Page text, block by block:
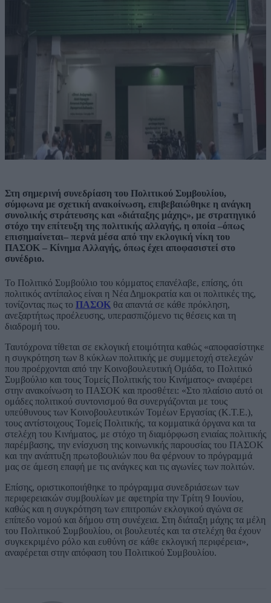
Στη σημερινή συνεδρίαση του Πολιτικού Συμβουλίου,
σύμφωνα με σχετική ανακοίνωση, επιβεβαιώθηκε η ανάγκη
συνολικής στράτευσης και «διάταξης μάχης», με στρατηγικό
στόχο την επίτευξη της πολιτικής αλλαγής, η οποία –όπως
επισημαίνεται– περνά μέσα από την εκλογική νίκη του
ΠΑΣΟΚ – Κίνημα Αλλαγής, όπως έχει αποφασιστεί στο
συνέδριο.
Το Πολιτικό Συμβούλιο του κόμματος επανέλαβε, επίσης, ότι
πολιτικός αντίπαλος είναι η Νέα Δημοκρατία και οι πολιτικές της,
τονίζοντας πως το ΠΑΣΟΚ θα απαντά σε κάθε πρόκληση,
ανεξαρτήτως προέλευσης, υπερασπιζόμενο τις θέσεις και τη
διαδρομή του.
Ταυτόχρονα τίθεται σε εκλογική ετοιμότητα καθώς «αποφασίστηκε
η συγκρότηση των 8 κύκλων πολιτικής με συμμετοχή στελεχών
που προέρχονται από την Κοινοβουλευτική Ομάδα, το Πολιτικό
Συμβούλιο και τους Τομείς Πολιτικής του Κινήματος» αναφέρει
στην ανακοίνωση το ΠΑΣΟΚ και προσθέτει: «Στο πλαίσιο αυτό οι
ομάδες πολιτικού συντονισμού θα συνεργάζονται με τους
υπεύθυνους των Κοινοβουλευτικών Τομέων Εργασίας (Κ.Τ.Ε.),
τους αντίστοιχους Τομείς Πολιτικής, τα κομματικά όργανα και τα
στελέχη του Κινήματος, με στόχο τη διαμόρφωση ενιαίας πολιτικής
παρέμβασης, την ενίσχυση της κοινωνικής παρουσίας του ΠΑΣΟΚ
και την ανάπτυξη πρωτοβουλιών που θα φέρνουν το πρόγραμμά
μας σε άμεση επαφή με τις ανάγκες και τις αγωνίες των πολιτών.
Επίσης, οριστικοποιήθηκε το πρόγραμμα συνεδριάσεων των
περιφερειακών συμβουλίων με αφετηρία την Τρίτη 9 Ιουνίου,
καθώς και η συγκρότηση των επιτροπών εκλογικού αγώνα σε
επίπεδο νομού και δήμου στη συνέχεια. Στη διάταξη μάχης τα μέλη
του Πολιτικού Συμβουλίου, οι βουλευτές και τα στελέχη θα έχουν
συγκεκριμένο ρόλο και ευθύνη σε κάθε εκλογική περιφέρεια»,
αναφέρεται στην απόφαση του Πολιτικού Συμβουλίου.